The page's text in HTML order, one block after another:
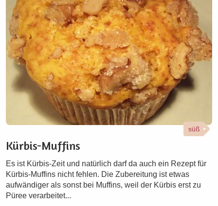
süß
Kürbis-Muffins
Es ist Kürbis-Zeit und natürlich darf da auch ein Rezept für
Kürbis-Muffins nicht fehlen. Die Zubereitung ist etwas
aufwändiger als sonst bei Muffins, weil der Kürbis erst zu
Püree verarbeitet...